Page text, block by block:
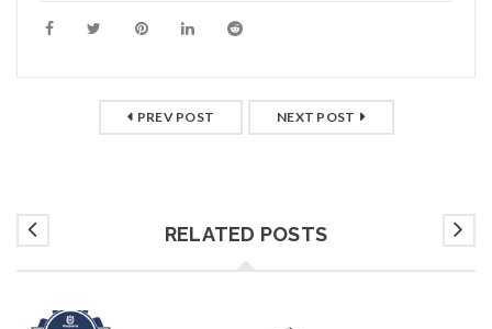
PREV POST NEXT POST
RELATED POSTS